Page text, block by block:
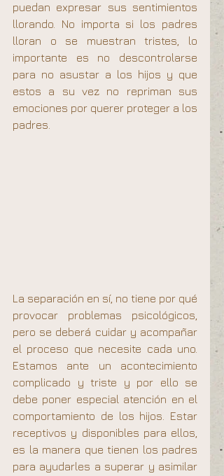
puedan expresar sus sentimientos
llorando. No importa si los padres
lloran o se muestran tristes, lo
importante es no descontrolarse
para no asustar a los hijos y que
estos a su vez no repriman sus
emociones por querer proteger a los
padres.
La separación en sí, no tiene por qué
provocar problemas psicológicos,
pero se deberá cuidar y acompañar
el proceso que necesite cada uno.
Estamos ante un acontecimiento
complicado y triste y por ello se
debe poner especial atención en el
comportamiento de los hijos. Estar
receptivos y disponibles para ellos,
es la manera que tienen los padres
para ayudarles a superar y asimilar